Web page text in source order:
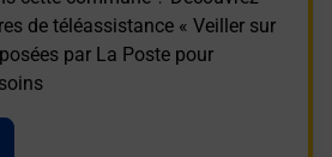
de téléassistance « Veiller sur
par La Poste pour